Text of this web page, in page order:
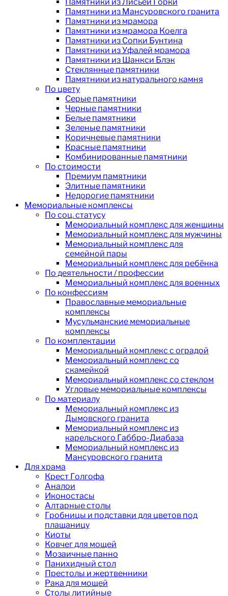
Памятники из Мансуровского гранита
Памятники из мрамора
Памятники из мрамора Коелга
Памятники из Сопки Бунтина
Памятники из Уфалей мрамора
Памятники из Шанкси Блэк
Стеклянные памятники
Памятники из натурального камня
По цвету
Серые памятники
Черные памятники
Белые памятники
Зеленые памятники
Коричневые памятники
Красные памятники
Комбинированные памятники
По стоимости
Премиум памятники
Элитные памятники
Недорогие памятники
Мемориальные комплексы
По соц. статусу
Мемориальный комплекс для женщины
Мемориальный комплекс для мужчины
Мемориальный комплекс для
семейной пары
Мемориальный комплекс для ребёнка
По деятельности / профессии
Мемориальный комплекс для военных
По конфессиям
Православные мемориальные
комплексы
Мусульманские мемориальные
комплексы
По комплектации
Мемориальный комплекс с оградой
Мемориальный комплекс со
скамейкой
Мемориальный комплекс со стеклом
Угловые мемориальные комплексы
По материалу
Мемориальный комплекс из
Дымовского гранита
Мемориальный комплекс из
карельского Габбро-Диабаза
Мемориальный комплекс из
Мансуровского гранита
Для храма
Крест Голгофа
Аналои
Иконостасы
Алтарные столы
Гробницы и подставки для цветов под
плащаницу
Киоты
Ковчег для мощей
Мозаичные панно
Панихидный стол
Престолы и жертвенники
Рака для мощей
Столы литийные